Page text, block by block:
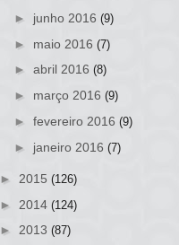
► junho 2016 (9)
► maio 2016 (7)
► abril 2016 (8)
► março 2016 (9)
► fevereiro 2016 (9)
► janeiro 2016 (7)
► 2015 (126)
► 2014 (124)
► 2013 (87)